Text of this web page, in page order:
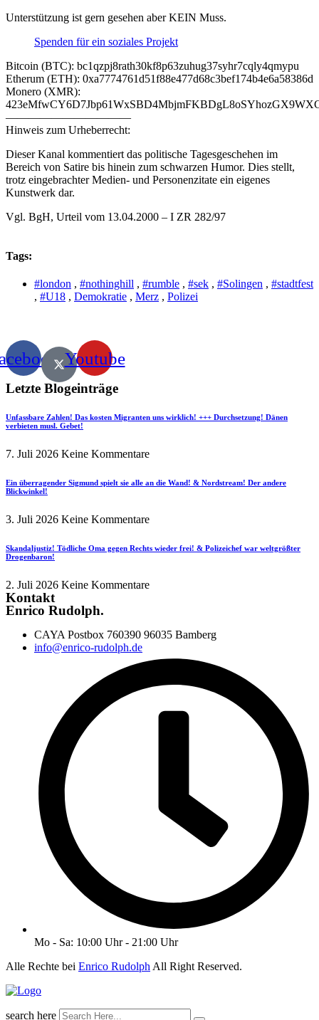
Unterstützung ist gern gesehen aber KEIN Muss.
Spenden für ein soziales Projekt
Bitcoin (BTC): bc1qzpj8rath30kf8p63zuhug37syhr7cqly4qmypu
Etherum (ETH): 0xa7774761d51f88e477d68c3bef174b4e6a58386d
Monero (XMR):
———————————
Hinweis zum Urheberrecht:
Dieser Kanal kommentiert das politische Tagesgeschehen im
Bereich von Satire bis hinein zum schwarzen Humor. Dies stellt,
trotz eingebrachter Medien- und Personenzitate ein eigenes
Kunstwerk dar.
Vgl. BgH, Urteil vom 13.04.2000 – I ZR 282/97
Tags:
#london , #nothinghill , #rumble , #sek , #Solingen , #stadtfest
, #U18 , Demokratie , Merz , Polizei
Youtube
Letzte Blogeinträge
Unfassbare Zahlen! Das kosten Migranten uns wirklich! +++ Durchsetzung! Dänen
verbieten musl. Gebet!
7. Juli 2026 Keine Kommentare
Ein überragender Sigmund spielt sie alle an die Wand! & Nordstream! Der andere
Blickwinkel!
3. Juli 2026 Keine Kommentare
Skandaljustiz! Tödliche Oma gegen Rechts wieder frei! & Polizeichef war weltgrößter
Drogenbaron!
2. Juli 2026 Keine Kommentare
Kontakt
Enrico Rudolph.
CAYA Postbox 760390 96035 Bamberg
info@enrico-rudolph.de
Mo - Sa: 10:00 Uhr - 21:00 Uhr
Alle Rechte bei Enrico Rudolph All Right Reserved.
search here